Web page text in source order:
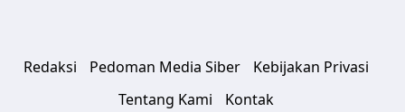
Redaksi Pedoman Media Siber
Kebijakan Privasi
Tentang Kami
Kontak